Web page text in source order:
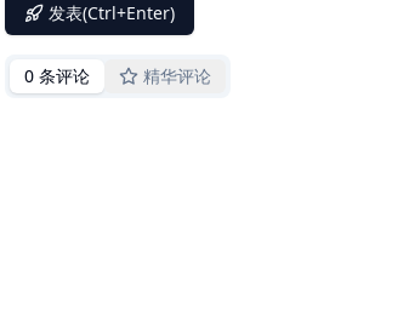
发表(Ctrl+Enter)
0 条评论 精华评论